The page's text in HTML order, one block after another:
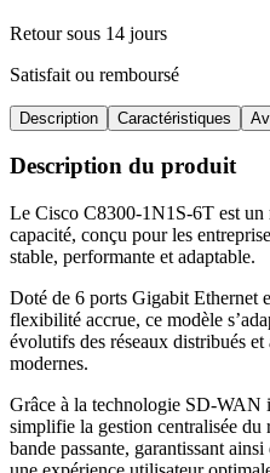
Retour sous 14 jours
Satisfait ou remboursé
Description Caractéristiques
Description du produit
Le Cisco C8300-1N1S-6T est
capacité, conçu pour les
stable, performante et adaptable.
Doté de 6 ports Gigabit Ethernet
flexibilité accrue, ce modèle
évolutifs des réseaux distribués
modernes.
Grâce à la technologie SD-WAN
simplifie la gestion centralisée du
bande passante, garantissant